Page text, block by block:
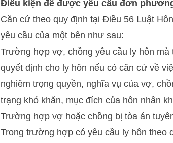
Điều kiện để được yêu cầu đơn
Căn cứ theo quy định tại Điều 56 Luật
yêu cầu của một bên như sau:
Trường hợp vợ, chồng yêu cầu ly hôn
quyết định cho ly hôn nếu có căn cứ về
nghiêm trọng quyền, nghĩa vụ của vợ,
trạng khó khăn, mục đích của hôn nhân
Trường hợp vợ hoặc chồng bị tòa án
Trong trường hợp có yêu cầu ly hôn theo